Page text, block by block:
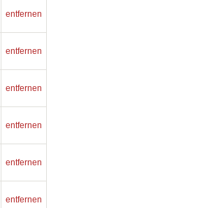
entfernen
entfernen
entfernen
entfernen
entfernen
entfernen